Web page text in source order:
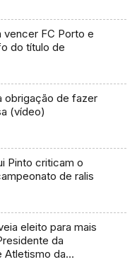
vencer FC Porto e
do título de
obrigação de fazer
(vídeo)
Pinto criticam o
de ralis
eleito para mais
da
Atletismo da